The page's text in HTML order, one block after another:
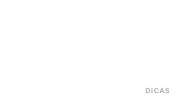
DICAS